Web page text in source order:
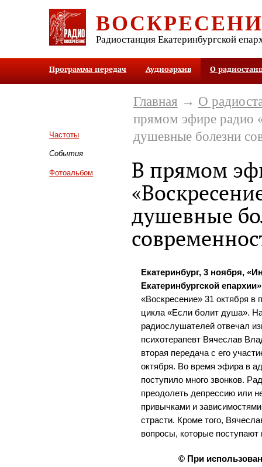
Радиостанция Екатеринбургской
Программа передач Аудиоархив О
Частоты
События
Фотоальбом
Главная → О
прямом эфире радио
душевные болезни
В прямом
душевные
Екатеринбург, 3 ноября,
Екатеринбургской
«Воскресение» 31 октября
цикла «Если болит душа».
радиослушателей отвечал
психотерапевт Вячеслав
вторая передача с его
октября. Во время эфира в
поступило много звонков.
преодолеть депрессию или
привычками и
страсти. Кроме того,
вопросы, которые поступают
© При